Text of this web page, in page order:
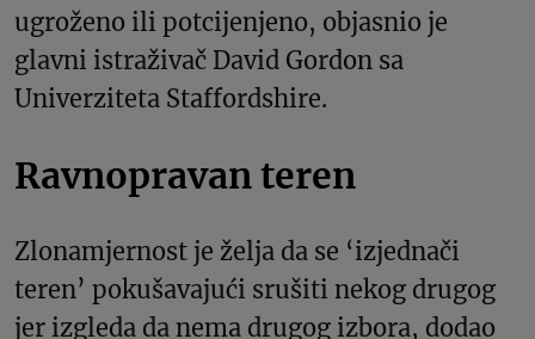
ugroženo ili potcijenjeno, objasnio je
glavni istraživač David Gordon sa
Univerziteta Staffordshire.
Ravnopravan teren
Zlonamjernost je želja da se ‘izjednači
teren’ pokušavajući srušiti nekog drugog
jer izgleda da nema drugog izbora, dodao